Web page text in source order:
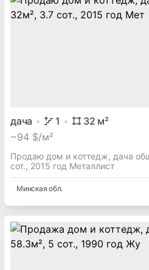
дача 1 32 м²
~94 $/м²
Продаю дом и коттедж, дача
сот., 2015 год Металлист
Минская обл.